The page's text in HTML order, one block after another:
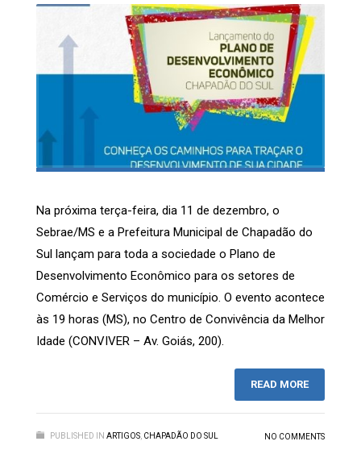
Na próxima terça-feira, dia 11 de dezembro, o
Sebrae/MS e a Prefeitura Municipal de Chapadão do
Sul lançam para toda a sociedade o Plano de
Desenvolvimento Econômico para os setores de
Comércio e Serviços do município. O evento acontece
às 19 horas (MS), no Centro de Convivência da Melhor
Idade (CONVIVER – Av. Goiás, 200).
READ MORE
PUBLISHED IN ARTIGOS CHAPADÃO DO SUL NO COMMENTS